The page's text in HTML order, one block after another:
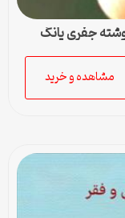
نوشته جفری یانگ
مشاهده و خرید